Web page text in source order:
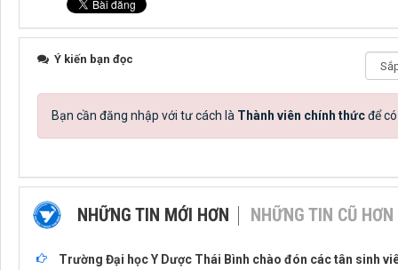
Ý kiến bạn đọc
Bạn cần đăng nhập với tư cách là Thành viên chính thứcđể
NHỮNG TIN MỚI HƠN NHỮNG TIN CŨ HƠN
Trường Đại học Y Dược Thái Bình chào đón các tân sinh